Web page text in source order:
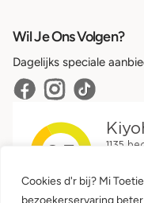
Cookies d'r bij? Mi
bezoekerservaring
Wil Je Ons Volgen?
Dagelijks speciale